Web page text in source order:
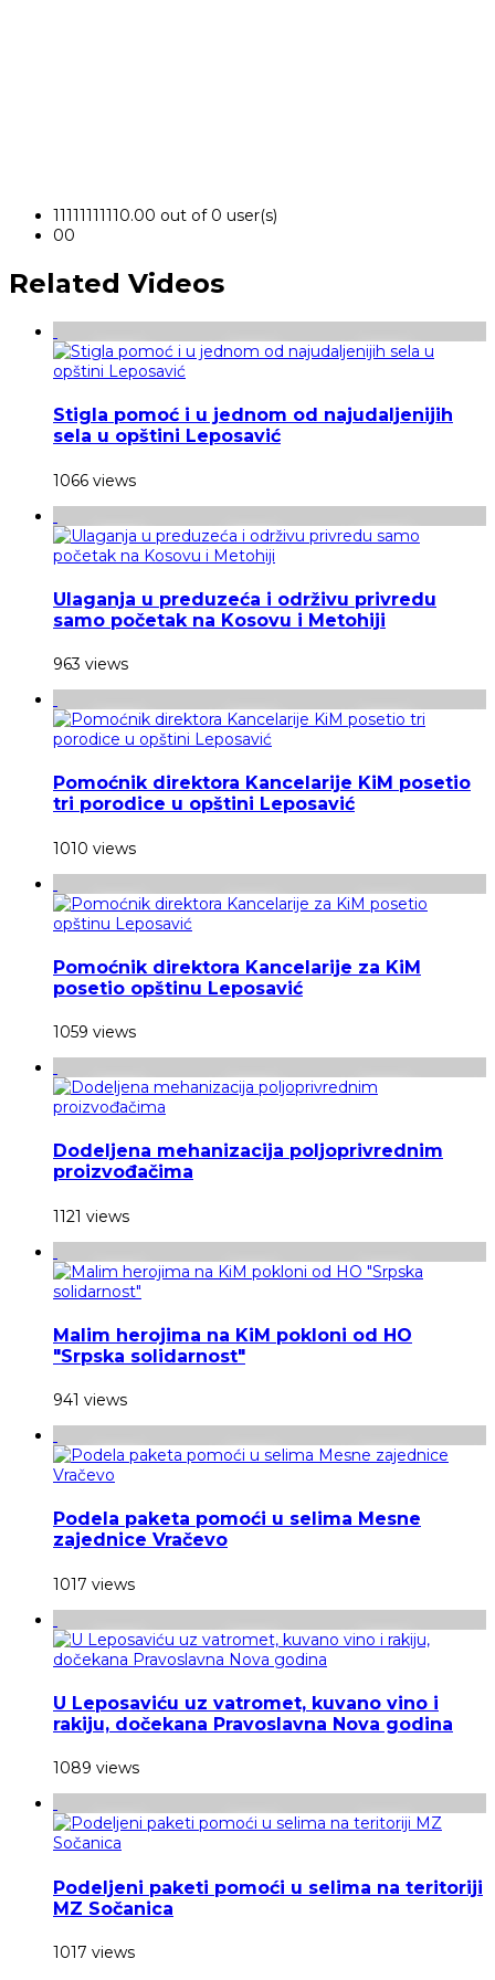
11111111110.00 out of 0 user(s)
00
Related Videos
Stigla pomoć i u jednom od najudaljenijih
sela u opštini Leposavić
1066 views
Ulaganja u preduzeća i održivu privredu
samo početak na Kosovu i Metohiji
963 views
Pomoćnik direktora Kancelarije KiM posetio
tri porodice u opštini Leposavić
1010 views
Pomoćnik direktora Kancelarije za KiM
posetio opštinu Leposavić
1059 views
Dodeljena mehanizacija poljoprivrednim
proizvođačima
1121 views
Malim herojima na KiM pokloni od HO
"Srpska solidarnost"
941 views
Podela paketa pomoći u selima Mesne
zajednice Vračevo
1017 views
U Leposaviću uz vatromet, kuvano vino i
rakiju, dočekana Pravoslavna Nova godina
1089 views
Podeljeni paketi pomoći u selima na teritoriji
MZ Sočanica
1017 views